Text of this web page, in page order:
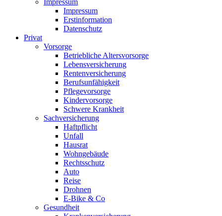
Impressum
Impressum
Erstinformation
Datenschutz
Privat
Vorsorge
Betriebliche Altersvorsorge
Lebensversicherung
Rentenversicherung
Berufsunfähigkeit
Pflegevorsorge
Kindervorsorge
Schwere Krankheit
Sachversicherung
Haftpflicht
Unfall
Hausrat
Wohngebäude
Rechtsschutz
Auto
Reise
Drohnen
E-Bike & Co
Gesundheit